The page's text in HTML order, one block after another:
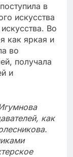
в
искусства
Во
как яркая и
во
получала
и
как